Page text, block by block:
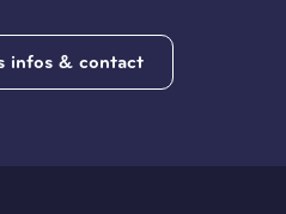
infos & contact